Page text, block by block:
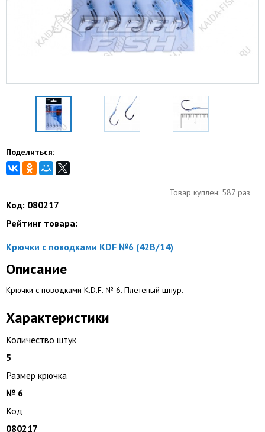
Поделиться:
Товар куплен: 587 раз
Код: 080217
Рейтинг товара:
Крючки с поводками KDF №6 (42B/14)
Описание
Крючки с поводками K.D.F. № 6. Плетеный шнур.
Характеристики
Количество штук
5
Размер крючка
№ 6
Код
080217